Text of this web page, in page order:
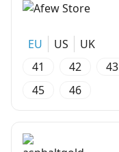
EU US
UK
41
42 43
45
46